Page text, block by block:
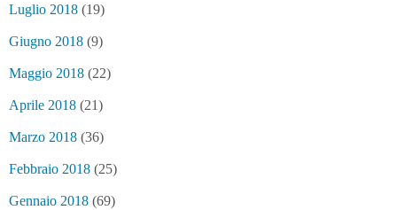
Luglio 2018 (19)
Giugno 2018 (9)
Maggio 2018 (22)
Aprile 2018 (21)
Marzo 2018 (36)
Febbraio 2018 (25)
Gennaio 2018 (69)